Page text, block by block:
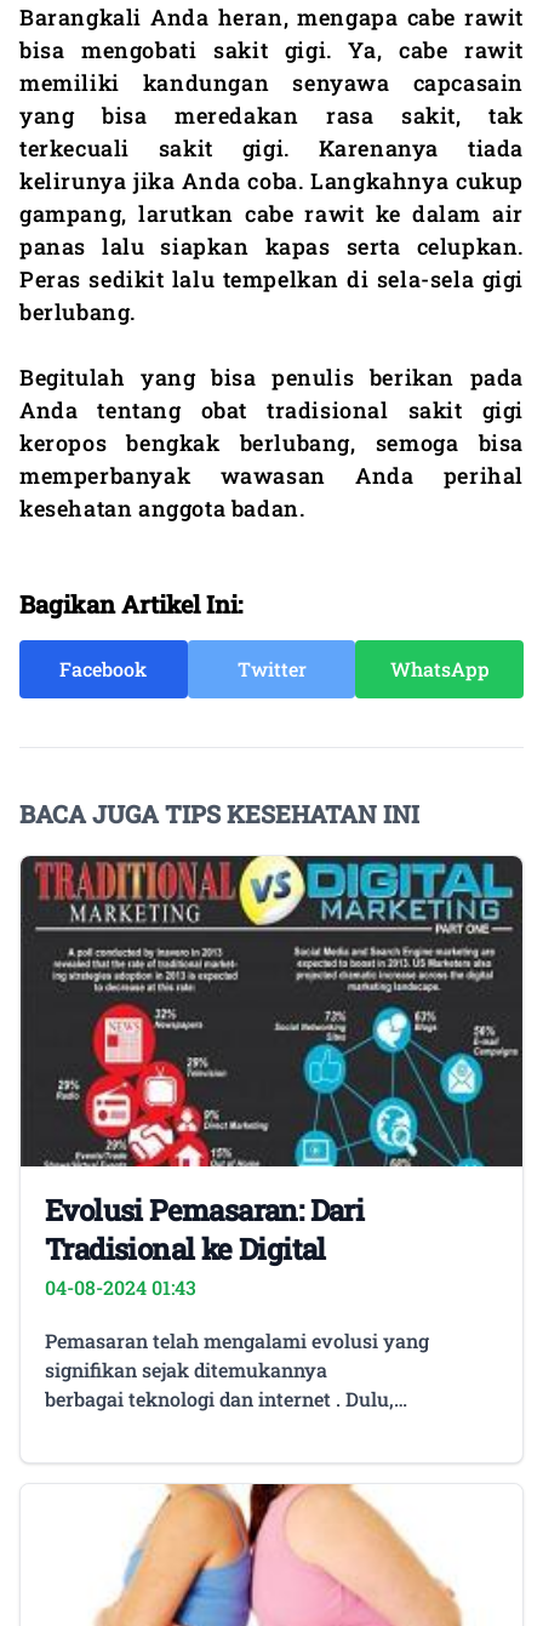
Barangkali Anda heran, mengapa cabe rawit
bisa mengobati sakit gigi. Ya, cabe rawit
memiliki kandungan senyawa capcasain
yang bisa meredakan rasa sakit, tak
terkecuali sakit gigi. Karenanya tiada
kelirunya jika Anda coba. Langkahnya cukup
gampang, larutkan cabe rawit ke dalam air
panas lalu siapkan kapas serta celupkan.
Peras sedikit lalu tempelkan di sela-sela gigi
berlubang.
Begitulah yang bisa penulis berikan pada
Anda tentang obat tradisional sakit gigi
keropos bengkak berlubang, semoga bisa
memperbanyak wawasan Anda perihal
kesehatan anggota badan.
Bagikan Artikel Ini:
Facebook Twitter WhatsApp
BACA JUGA TIPS KESEHATAN INI
Evolusi Pemasaran: Dari
Tradisional ke Digital
04-08-2024 01:43
Pemasaran telah mengalami evolusi yang
signifikan sejak ditemukannya
berbagai teknologi dan internet . Dulu,
menggunakan media konvensional seperti iklan
di koran, majalah, poster, dan brosur. Namun,
dengan munculnya internet, pemasaran pun
beralih ke ranah digital yang lebih efisien dan
luas dalam jangkauan. Evolusi pemasaran dari
tradisional ke digital ini telah membawa